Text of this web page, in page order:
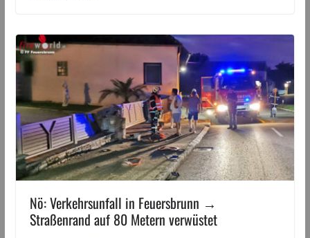
Nö: Verkehrsunfall in Feuersbrunn →
Straßenrand auf 80 Metern verwüstet